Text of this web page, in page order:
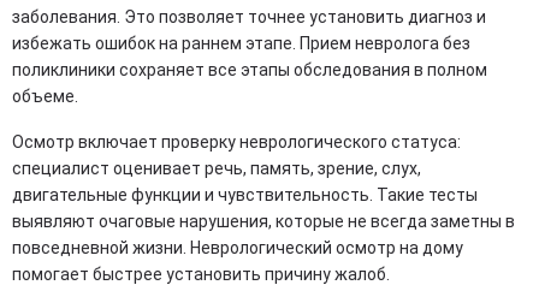
заболевания. Это позволяет точнее установить диагноз и
избежать ошибок на раннем этапе. Прием невролога без
поликлиники сохраняет все этапы обследования в полном
объеме.
Осмотр включает проверку неврологического статуса:
специалист оценивает речь, память, зрение, слух,
двигательные функции и чувствительность. Такие тесты
выявляют очаговые нарушения, которые не всегда заметны в
повседневной жизни. Неврологический осмотр на дому
помогает быстрее установить причину жалоб.